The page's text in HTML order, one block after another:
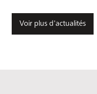
Voir plus d'actualités